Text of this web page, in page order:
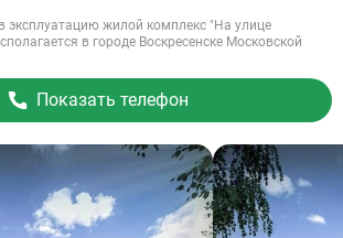
эксплуатацию жилой комплекс "На улице
в городе Воскресенске Московской
Показать телефон